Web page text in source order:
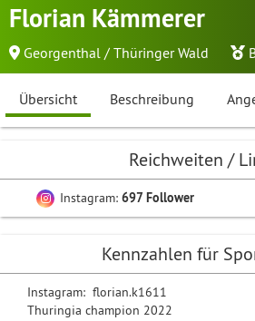
Florian Kämmerer
Georgenthal / Thüringer Wald
Übersicht Beschreibung
Reichweiten /
Instagram: 697 Follower
Kennzahlen für
Instagram: florian.k1611
Thuringia champion 2022